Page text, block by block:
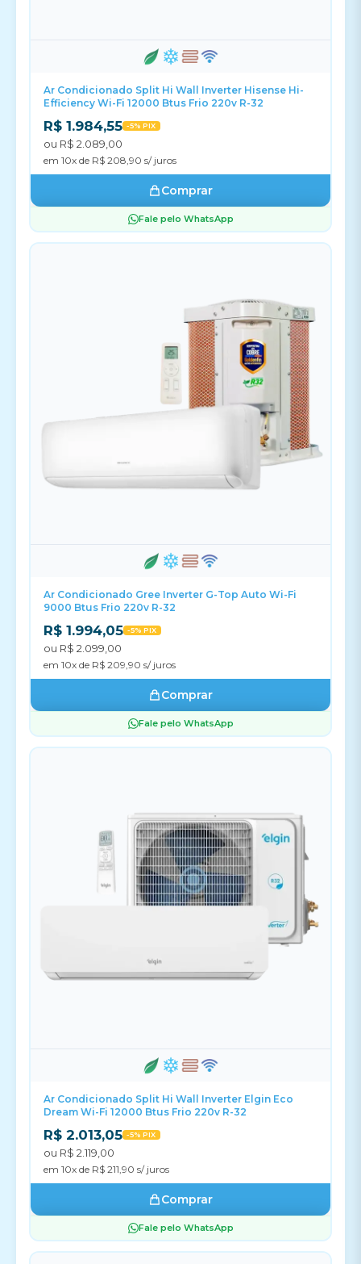
Ar Condicionado Split Hi Wall Inverter Hisense Hi-
Efficiency Wi-Fi 12000 Btus Frio 220v R-32
R$ 1.984,55 -5% PIX
ou R$ 2.089,00
em 10x de R$ 208,90 s/ juros
Comprar
Fale pelo WhatsApp
Ar Condicionado Gree Inverter G-Top Auto Wi-Fi
9000 Btus Frio 220v R-32
R$ 1.994,05 -5% PIX
ou R$ 2.099,00
em 10x de R$ 209,90 s/ juros
Comprar
Fale pelo WhatsApp
Ar Condicionado Split Hi Wall Inverter Elgin Eco
Dream Wi-Fi 12000 Btus Frio 220v R-32
R$ 2.013,05 -5% PIX
ou R$ 2.119,00
em 10x de R$ 211,90 s/ juros
Comprar
Fale pelo WhatsApp